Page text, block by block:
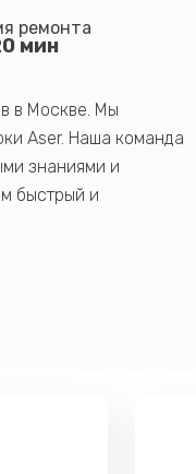
ремонта
мин
в Москве. Мы
Aser. Наша команда
знаниями и
быстрый и
компонентов, а также
удовлетворяя их
на ремонт уже